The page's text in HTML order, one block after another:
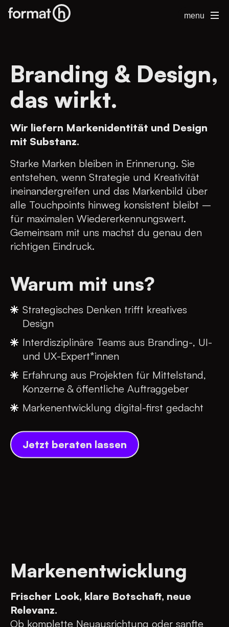
menu
Branding & Design,
das wirkt.
Wir liefern Markenidentität und Design
mit Substanz.
Starke Marken bleiben in Erinnerung. Sie
entstehen, wenn Strategie und Kreativität
ineinandergreifen und das Markenbild über
alle Touchpoints hinweg konsistent bleibt –
für maximalen Wiedererkennungswert.
Gemeinsam mit uns machst du genau den
richtigen Eindruck.
Warum mit uns?
Strategisches Denken trifft kreatives
Design
Interdisziplinäre Teams aus Branding-, UI-
und UX-Expert*innen
Erfahrung aus Projekten für Mittelstand,
Konzerne & öffentliche Auftraggeber
Markenentwicklung digital-first gedacht
Jetzt beraten lassen
Markenentwicklung
Frischer Look, klare Botschaft, neue
Relevanz.
Ob komplette Neuausrichtung oder sanfte